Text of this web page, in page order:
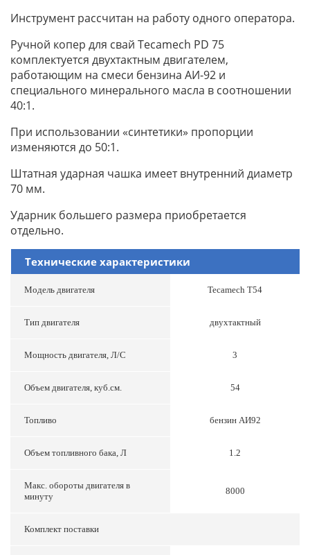
Инструмент рассчитан на работу одного оператора.
Ручной копер для свай Tecamech PD 75
комплектуется двухтактным двигателем,
работающим на смеси бензина АИ-92 и
специального минерального масла в соотношении
40:1.
При использовании «синтетики» пропорции
изменяются до 50:1.
Штатная ударная чашка имеет внутренний диаметр
70 мм.
Ударник большего размера приобретается
отдельно.
Технические характеристики
Модель двигателя Tecamech T54
Тип двигателя двухтактный
Мощность двигателя, Л/С 3
Объем двигателя, куб.см. 54
Топливо бензин АИ92
Объем топливного бака, Л 1.2
Макс. обороты двигателя в
минуту
8000
Комплект поставки